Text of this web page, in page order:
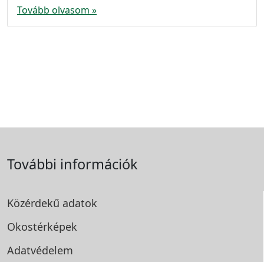
Tovább olvasom »
További információk
Közérdekű adatok
Okostérképek
Adatvédelem